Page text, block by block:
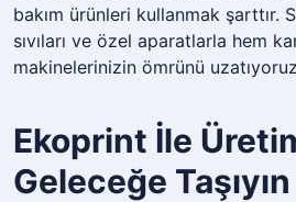
bakım ürünleri kullanmak şarttır.
sıvıları ve özel aparatlarla hem
makinelerinizin ömrünü
Ekoprint İle
Geleceğe Taşıyın